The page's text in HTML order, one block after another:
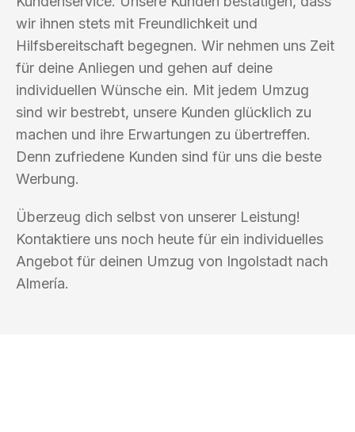
wir ihnen stets mit Freundlichkeit und
Hilfsbereitschaft begegnen. Wir nehmen uns Zeit
für deine Anliegen und gehen auf deine
individuellen Wünsche ein. Mit jedem Umzug
sind wir bestrebt, unsere Kunden glücklich zu
machen und ihre Erwartungen zu übertreffen.
Denn zufriedene Kunden sind für uns die beste
Werbung.
Überzeug dich selbst von unserer Leistung!
Kontaktiere uns noch heute für ein individuelles
Angebot für deinen Umzug von Ingolstadt nach
Almería.